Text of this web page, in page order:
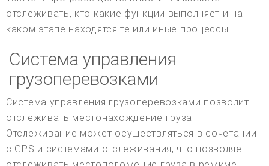
отслеживать, кто какие функции выполняет и на
каком этапе находятся те или иные процессы.
Система управления
грузоперевозками
Система управления грузоперевозками позволит
отслеживать местонахождение груза.
Отслеживание может осуществляться в сочетании
с GPS и системами отслеживания, что позволяет